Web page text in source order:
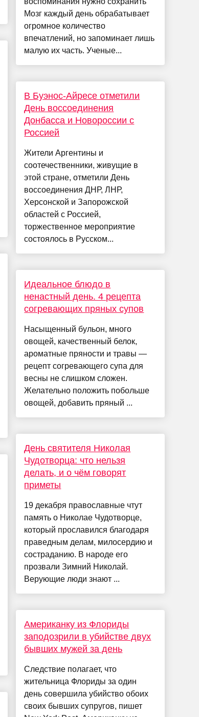
Мозг каждый день обрабатывает
огромное количество
впечатлений, но запоминает лишь
малую их часть. Ученые...
В Буэнос-Айресе отметили
День воссоединения
Донбасса и Новороссии с
Россией
Жители Аргентины и
соотечественники, живущие в
этой стране, отметили День
воссоединения ДНР, ЛНР,
Херсонской и Запорожской
областей с Россией,
торжественное мероприятие
состоялось в Русском...
Идеальное блюдо в
ненастный день. 4 рецепта
согревающих пряных супов
Насыщенный бульон, много
овощей, качественный белок,
ароматные пряности и травы —
рецепт согревающего супа для
весны не слишком сложен.
Желательно положить побольше
овощей, добавить пряный ...
День святителя Николая
Чудотворца: что нельзя
делать, и о чём говорят
приметы
19 декабря православные чтут
память о Николае Чудотворце,
который прославился благодаря
праведным делам, милосердию и
состраданию. В народе его
прозвали Зимний Николай.
Верующие люди знают ...
Американку из Флориды
заподозрили в убийстве двух
бывших мужей за день
Следствие полагает, что
жительница Флориды за один
день совершила убийство обоих
своих бывших супругов, пишет